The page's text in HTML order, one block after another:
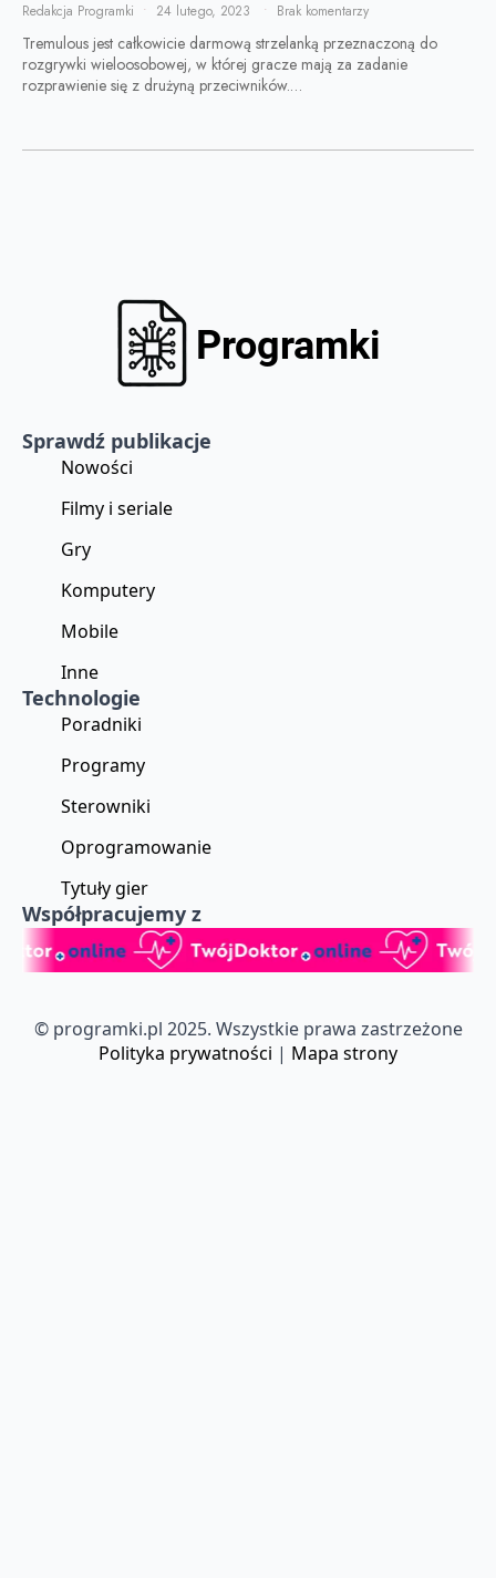
Redakcja Programki 24 lutego, 2023 Brak komentarzy
Tremulous jest całkowicie darmową strzelanką przeznaczoną do
rozgrywki wieloosobowej, w której gracze mają za zadanie
rozprawienie się z drużyną przeciwników.…
Sprawdź publikacje
Nowości
Filmy i seriale
Gry
Komputery
Mobile
Inne
Technologie
Poradniki
Programy
Sterowniki
Oprogramowanie
Tytuły gier
Współpracujemy z
© programki.pl 2025. Wszystkie prawa zastrzeżone
Polityka prywatności | Mapa strony